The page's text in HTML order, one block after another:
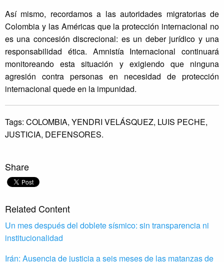
Así mismo, recordamos a las autoridades migratorias de
Colombia y las Américas que la protección internacional no
es una concesión discrecional: es un deber jurídico y una
responsabilidad ética. Amnistía Internacional continuará
monitoreando esta situación y exigiendo que ninguna
agresión contra personas en necesidad de protección
internacional quede en la impunidad.
Tags: COLOMBIA, YENDRI VELÁSQUEZ, LUIS PECHE,
JUSTICIA, DEFENSORES.
Share
Related Content
Un mes después del doblete sísmico: sin transparencia ni
institucionalidad
Irán: Ausencia de justicia a seis meses de las matanzas de